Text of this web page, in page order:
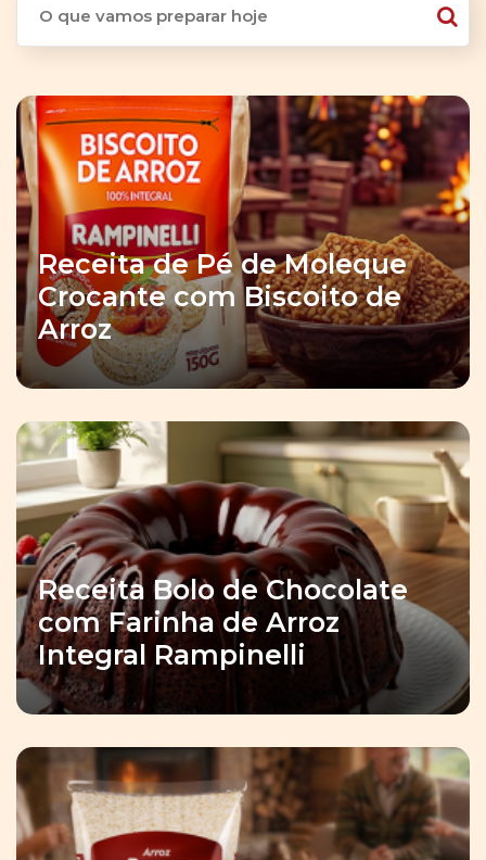
Receita de Pé de Moleque
Crocante com Biscoito de
Arroz
Receita Bolo de Chocolate
com Farinha de Arroz
Integral Rampinelli